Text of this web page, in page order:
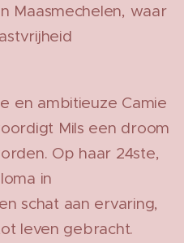
Maasmechelen, waar
en ambitieuze Camie
Mils een droom
Op haar 24ste,
in
schat aan ervaring,
leven gebracht.